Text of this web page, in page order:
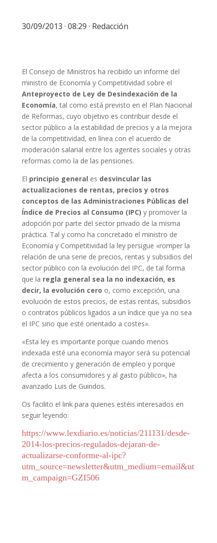
30/09/2013 · 08:29 · Redacción
El Consejo de Ministros ha recibido un informe del
ministro de Economía y Competitividad sobre el
Anteproyecto de Ley de Desindexación de la
Economía, tal como está previsto en el Plan Nacional
de Reformas, cuyo objetivo es contribuir desde el
sector público a la estabilidad de precios y a la mejora
de la competitividad, en línea con el acuerdo de
moderación salarial entre los agentes sociales y otras
reformas como la de las pensiones.
El principio general es desvincular las
actualizaciones de rentas, precios y otros
conceptos de las Administraciones Públicas del
Índice de Precios al Consumo (IPC) y promover la
adopción por parte del sector privado de la misma
práctica. Tal y como ha concretado el ministro de
Economía y Competitividad la ley persigue «romper la
relación de una serie de precios, rentas y subsidios del
sector público con la evolución del IPC, de tal forma
que la regla general sea la no indexación, es
decir, la evolución cero o, como excepción, una
evolución de estos precios, de estas rentas, subsidios
o contratos públicos ligados a un índice que ya no sea
el IPC sino que esté orientado a costes».
«Esta ley es importante porque cuando menos
indexada esté una economía mayor será su potencial
de crecimiento y generación de empleo y porque
afecta a los consumidores y al gasto público», ha
avanzado Luis de Guindos.
Os facilito el link para quienes estéis interesados en
seguir leyendo:
https://www.lexdiario.es/noticias/211131/desde-
2014-los-precios-regulados-dejaran-de-
actualizarse-conforme-al-ipc?
utm_source=newsletter&utm_medium=email&ut
m_campaign=GZI506